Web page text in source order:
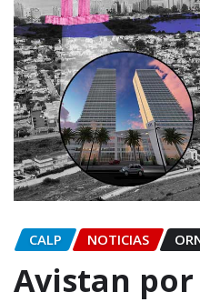
CALP NOTICIAS
Avistan